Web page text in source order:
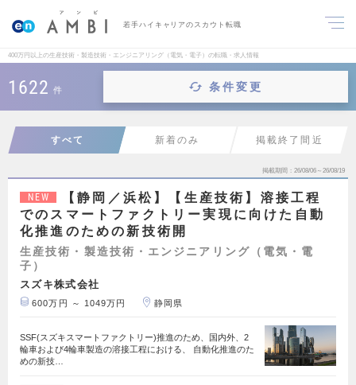
若手ハイキャリアのスカウト転職
400万円以上の生産技術・製造技術・エンジニアリング（電気・電子）の転職・求人情報
1622 件 条件変更
すべて 新着のみ 掲載終了間近
掲載期間 26/08/06～26/08/19
NEW
【静岡／浜松】【生産技術】溶接工程
でのスマートファクトリー実現に向けた自動
化推進のための新技術開
生産技術・製造技術・エンジニアリング（電気・電
子）
スズキ株式会社
600万円 ～ 1049万円 静岡県
SSF(スズキスマートファクトリー)推進のため、国内外、2
輪車および4輪車製造の溶接工程における、 自動化推進のた
めの新技…